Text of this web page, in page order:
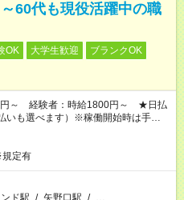
60代も現役活躍中の職
OK 大学生歓迎
ブランクOK
円～ 経験者：時給1800円～ ★日払
いも選べます）※稼働開始時は手続き
ます。
定有
ド駅 / 矢野口駅 / …